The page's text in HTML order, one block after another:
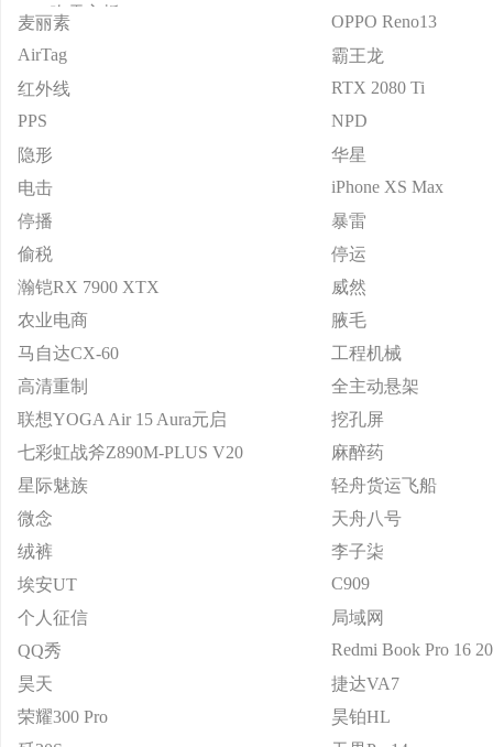
WIFI吹雪主板
麦丽素
OPPO Reno13
AirTag
霸王龙
红外线
RTX 2080 Ti
PPS
NPD
隐形
华星
电击
iPhone XS Max
停播
暴雷
偷税
停运
瀚铠RX 7900 XTX
威然
农业电商
腋毛
马自达CX-60
工程机械
高清重制
全主动悬架
联想YOGA Air 15 Aura元启
挖孔屏
七彩虹战斧Z890M-PLUS V20
麻醉药
星际魅族
轻舟货运飞船
微念
天舟八号
绒裤
李子柒
埃安UT
C909
个人征信
局域网
QQ秀
Redmi Book Pro 16
昊天
捷达VA7
荣耀300 Pro
昊铂HL